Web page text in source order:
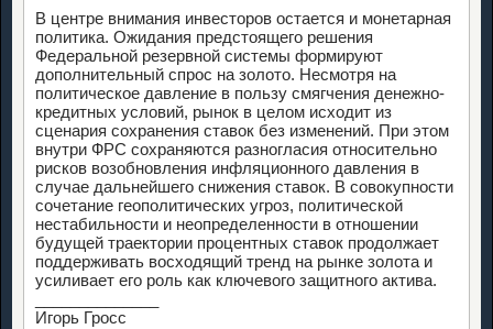
В центре внимания инвесторов остается и монетарная
политика. Ожидания предстоящего решения
Федеральной резервной системы формируют
дополнительный спрос на золото. Несмотря на
политическое давление в пользу смягчения денежно-
кредитных условий, рынок в целом исходит из
сценария сохранения ставок без изменений. При этом
внутри ФРС сохраняются разногласия относительно
рисков возобновления инфляционного давления в
случае дальнейшего снижения ставок. В совокупности
сочетание геополитических угроз, политической
нестабильности и неопределенности в отношении
будущей траектории процентных ставок продолжает
поддерживать восходящий тренд на рынке золота и
усиливает его роль как ключевого защитного актива.
Игорь Гросс